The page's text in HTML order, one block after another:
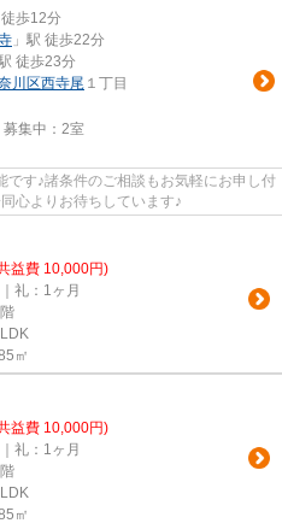
徒歩12分
」駅 徒歩22分
徒歩23分
川区西寺尾 １丁目
集中： 2室
す♪諸条件のご相談もお気軽にお申し付
心よりお待ちしています♪
益費 10,000円)
礼：1ヶ月
㎡
益費 10,000円)
礼：1ヶ月
㎡